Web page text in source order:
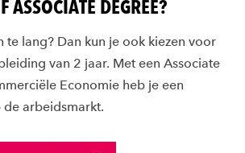
ASSOCIATE DEGREE?
te lang? Dan kun je ook kiezen voor
van 2 jaar. Met een Associate
Economie heb je een
arbeidsmarkt.